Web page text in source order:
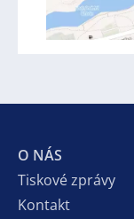
O NÁS
Tiskové zprávy
Kontakt